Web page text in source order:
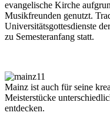
evangelische Kirche
Musikfreunden genutzt.
Universitätsgottesdienste
zu Semesteranfang statt.
Mainz ist auch für seine
Meisterstücke
entdecken.